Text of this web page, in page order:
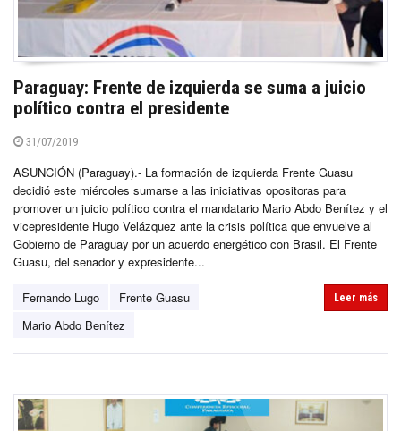
Paraguay: Frente de izquierda se suma a juicio
político contra el presidente
31/07/2019
ASUNCIÓN (Paraguay).- La formación de izquierda Frente Guasu
decidió este miércoles sumarse a las iniciativas opositoras para
promover un juicio político contra el mandatario Mario Abdo Benítez y el
vicepresidente Hugo Velázquez ante la crisis política que envuelve al
Gobierno de Paraguay por un acuerdo energético con Brasil. El Frente
Guasu, del senador y expresidente...
Fernando Lugo
Frente Guasu
Mario Abdo Benítez
Leer más